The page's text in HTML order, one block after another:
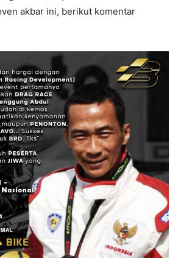
akbar ini, berikut komentar